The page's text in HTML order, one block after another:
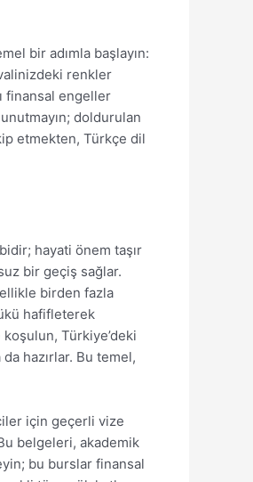
bir adımla başlayın:
renkler
finansal engeller
doldurulan
etmekten, Türkçe dil
hayati önem taşır
bir geçiş sağlar.
birden fazla
hafifleterek
Türkiye’deki
hazırlar. Bu temel,
için geçerli vize
belgeleri, akademik
bu burslar finansal